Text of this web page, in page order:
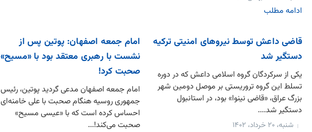
ادامه مطلب
قاضی داعش توسط نیروهای امنیتی ترکیه
دستگیر شد
یکی از سرکردگان گروه اسلامی داعش که در دوره
تسلط این گروه تروریستی بر موصل دومین شهر
بزرگ عراق، «قاضی نینوا» بود، در استانبول
دستگیر شد....
شنبه، ۲۰ خرداد، ۱۴۰۲
امام جمعه اصفهان: پوتین پس از
نشست با رهبری معتقد بود با «مسیح»
صحبت کرد!
امام جمعه اصفهان مدعی گردید ‌پوتین، رئیس
جمهوری روسیه هنگام صحبت با علی خامنه‌ای
احساس کرده است که با «عیسی مسیح»
صحبت می‌کند!...